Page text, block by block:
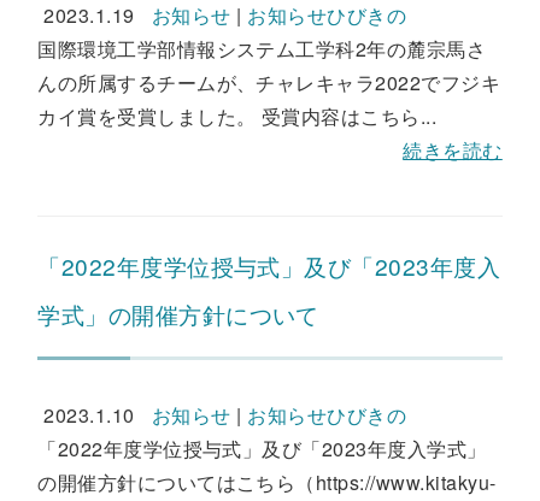
2023.1.19 お知らせ | お知らせひびきの
国際環境工学部情報システム工学科2年の麓宗馬さ
んの所属するチームが、チャレキャラ2022でフジキ
カイ賞を受賞しました。 受賞内容はこちら...
続きを読む
「2022年度学位授与式」及び「2023年度入
学式」の開催方針について
2023.1.10 お知らせ | お知らせひびきの
「2022年度学位授与式」及び「2023年度入学式」
の開催方針についてはこちら（https://www.kitakyu-